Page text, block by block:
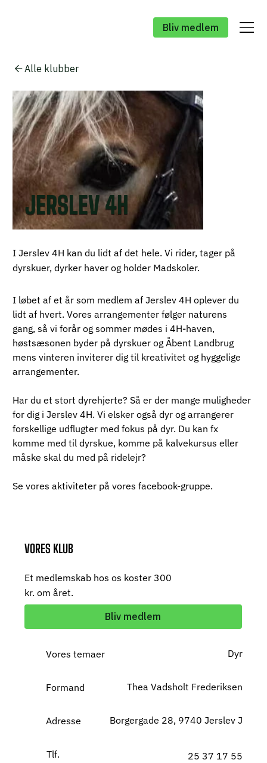
Bliv medlem
Alle klubber
JERSLEV 4H
I Jerslev 4H kan du lidt af det hele. Vi rider, tager på
dyrskuer, dyrker haver og holder Madskoler.
I løbet af et år som medlem af Jerslev 4H oplever du
lidt af hvert. Vores arrangementer følger naturens
gang, så vi forår og sommer mødes i 4H-haven,
høstsæsonen byder på dyrskuer og Åbent Landbrug
mens vinteren inviterer dig til kreativitet og hyggelige
arrangementer.
Har du et stort dyrehjerte? Så er der mange muligheder
for dig i Jerslev 4H. Vi elsker også dyr og arrangerer
forskellige udflugter med fokus på dyr. Du kan fx
komme med til dyrskue, komme på kalvekursus eller
måske skal du med på ridelejr?
Se vores aktiviteter på vores facebook-gruppe.
VORES KLUB
Et medlemskab hos os koster 300
kr. om året.
Bliv medlem
Vores temaer Dyr
Adresse Borgergade 28, 9740 Jerslev J
Formand Thea Vadsholt Frederiksen
Tlf. 25 37 17 55